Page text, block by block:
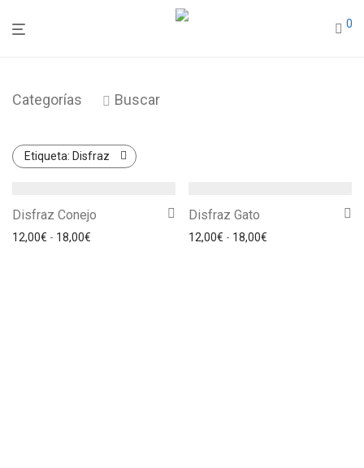
0
Categorías Buscar
Etiqueta: Disfraz
Disfraz Conejo
12,00€ - 18,00€ Rango de precios: desde 12,00€ hasta 18,00€
Disfraz Gato
12,00€ - 18,00€